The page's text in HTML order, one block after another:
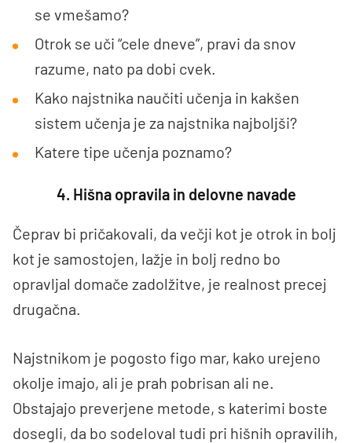
se vmešamo?
Otrok se uči “cele dneve”, pravi da snov
razume, nato pa dobi cvek.
Kako najstnika naučiti učenja in kakšen
sistem učenja je za najstnika najboljši?
Katere tipe učenja poznamo?
4. Hišna opravila in delovne navade
Čeprav bi pričakovali, da večji kot je otrok in bolj
kot je samostojen, lažje in bolj redno bo
opravljal domače zadolžitve, je realnost precej
drugačna.
Najstnikom je pogosto figo mar, kako urejeno
okolje imajo, ali je prah pobrisan ali ne.
Obstajajo preverjene metode, s katerimi boste
dosegli, da bo sodeloval tudi pri hišnih opravilih,